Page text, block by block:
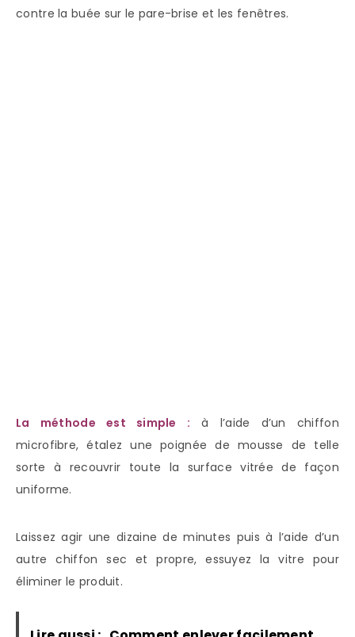
contre la buée sur le pare-brise et les fenêtres.
La méthode est simple :
à l’aide d’un chiffon
microfibre, étalez une poignée de mousse de telle
sorte à recouvrir toute la surface vitrée de façon
uniforme.
Laissez agir une dizaine de minutes puis à l’aide d’un
autre chiffon sec et propre, essuyez la vitre pour
éliminer le produit.